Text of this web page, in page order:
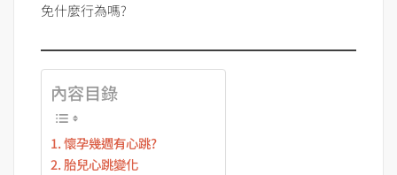
免什麼行為嗎?
內容目錄
懷孕幾週有心跳?
胎兒心跳變化